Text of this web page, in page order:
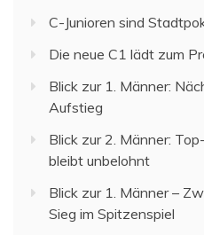
C-Junioren sind
Die neue C1 lädt zum
Blick zur 1. Männer:
Aufstieg
Blick zur 2. Männer:
bleibt unbelohnt
Blick zur 1. Männer –
Sieg im Spitzenspiel